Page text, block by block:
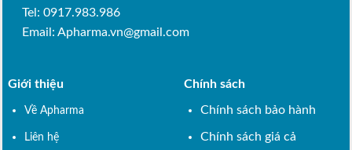
Tel: 0917.983.986
Email:Apharma.vn@gmail.com
Giới thiệu
Về Apharma
Liên hệ
Chính sách
Chính sách bảo hành
Chính sách giá cả